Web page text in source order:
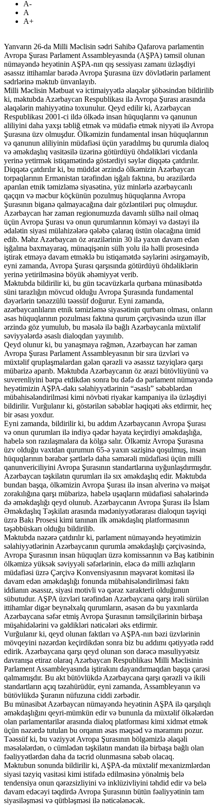
A-
A
A+
Yanvarın 26-da Milli Məclisin sədri Sahibə Qafarova parlamentin
Avropa Şurası Parlament Assambleyasında (AŞPA) təmsil olunan
nümayəndə heyətinin AŞPA-nın qış sessiyası zamanı üzləşdiyi
əsassız ittihamlar barədə Avropa Şurasına üzv dövlətlərin parlament
sədrlərinə məktub ünvanlayıb.
Milli Məclisin Mətbuat və ictimaiyyətlə əlaqələr şöbəsindən bildirilib
ki, məktubda Azərbaycan Respublikası ilə Avropa Şurası arasında
əlaqələrin mahiyyətinə toxunulur. Qeyd edilir ki, Azərbaycan
Respublikası 2001-ci ildə ölkədə insan hüquqlarını və qanunun
aliliyini daha yaxşı təbliğ etmək və müdafiə etmək niyyəti ilə Avropa
Şurasına üzv olmuşdur. Ölkəmizin fundamental insan hüquqlarının
və qanunun aliliyinin müdafiəsi üçün yaradılmış bu qurumla dialoq
və əməkdaşlıq vasitəsilə üzərinə götürdüyü öhdəlikləri vicdanla
yerinə yetirmək istiqamətində göstərdiyi səylər diqqətə çatdırılır.
Diqqətə çatdırılır ki, bu müddət ərzində ölkəmizin Azərbaycan
torpaqlarının Ermənistan tərəfindən işğalı faktına, bu ərazilərdə
aparılan etnik təmizləmə siyasətinə, yüz minlərlə azərbaycanlı
qaçqın və məcbur köçkünün pozulmuş hüquqlarına Avropa
Şurasının biganə qalmayacağına dair gözləntiləri puç olmuşdur.
Azərbaycan hər zaman regionumuzda davamlı sülhə nail olmaq
üçün Avropa Şurası və onun qurumlarının köməyi və dəstəyi ilə
ədalətin siyasi mülahizələrə qələbə çalaraq üstün olacağına ümid
edib. Məhz Azərbaycan öz ərazilərinin 30 ilə yaxın davam edən
işğalına baxmayaraq, münaqişənin sülh yolu ilə həlli prosesində
iştirak etməyə davam etməklə bu istiqamətdə səylərini əsirgəməyib,
eyni zamanda, Avropa Şurası qarşısında götürdüyü öhdəliklərin
yerinə yetirilməsinə böyük əhəmiyyət verib.
Məktubda bildirilir ki, bu gün təcavüzkarla qurbana münasibətdə
süni tarazlığın mövcud olduğu Avropa Şurasında fundamental
dəyərlərin tənəzzülü təəssüf doğurur. Eyni zamanda,
azərbaycanlıların etnik təmizləmə siyasətinin qurbanı olması, onların
əsas hüquqlarının pozulması faktına qurum çərçivəsində uzun illər
ərzində göz yumulub, bu məsələ ilə bağlı Azərbaycanla müxtəlif
səviyyələrdə əsaslı dialoqdan yayınılıb.
Qeyd olunur ki, bu yanaşmaya rəğmən, Azərbaycan hər zaman
Avropa Şurası Parlament Assambleyasının bir sıra üzvləri və
müxtəlif qruplaşmalardan gələn qərəzli və əsassız təzyiqlərə qarşı
mübarizə aparıb. Məktubda Azərbaycanın öz ərazi bütövlüyünü və
suverenliyini bərpa etdikdən sonra bu dəfə də parlament nümayəndə
heyətimizin AŞPA-dakı səlahiyyətlərinin “əsaslı” səbəblərdən
mübahisələndirilməsi kimi növbəti riyakar kampaniya ilə üzləşdiyi
bildirilir. Vurğulanır ki, göstərilən səbəblər həqiqəti əks etdirmir, heç
bir əsası yoxdur.
Eyni zamanda, bildirilir ki, bu addım Azərbaycanın Avropa Şurası
və onun qurumları ilə indiyə qədər həyata keçirdiyi əməkdaşlığa,
habelə son razılaşmalara da kölgə salır. Ölkəmiz Avropa Şurasına
üzv olduğu vaxtdan qurumun 65-ə yaxın sazişinə qoşulmuş, insan
hüquqlarının bərabər şərtlərlə daha səmərəli müdafiəsi üçün milli
qanunvericiliyini Avropa Şurasının standartlarına uyğunlaşdırmışdır.
Azərbaycan təşkilatın qurumları ilə sıx əməkdaşlıq edir. Məktubda
bundan başqa, ölkəmizin Avropa Şurası ilə insan alverinə və məişət
zorakılığına qarşı mübarizə, habelə uşaqların müdafiəsi sahələrində
də əməkdaşlığı qeyd olunub. Azərbaycanın Avropa Şurası ilə İslam
Əməkdaşlıq Təşkilatı arasında mədəniyyətlərarası dialoqun təşviqi
üzrə Bakı Prosesi kimi tanınan ilk əməkdaşlıq platformasının
təşəbbüskarı olduğu bildirilib.
Məktubda nəzərə çatdırılır ki, parlament nümayəndə heyətimizin
səlahiyyətlərinin Azərbaycanın qurumla əməkdaşlığı çərçivəsində,
Avropa Şurasının insan hüquqları üzrə komissarının və Baş katibinin
ölkəmizə yüksək səviyyəli səfərlərinin, eləcə də milli azlıqların
müdafiəsi üzrə Çərçivə Konvensiyasının məşvərət komitəsi ilə
davam edən əməkdaşlığı fonunda mübahisələndirilməsi faktı
iddianın əsassız, siyasi motivli və qərəz xarakterli olduğunun
sübutudur. AŞPA üzvləri tərəfindən Azərbaycana qarşı irəli sürülən
ittihamlar digər beynəlxalq qurumların, əsasən də bu yaxınlarda
Azərbaycana səfər etmiş Avropa Şurasının təmsilçilərinin birbaşa
müşahidələrini və gəldikləri nəticələri əks etdirmir.
Vurğulanır ki, qeyd olunan faktları və AŞPA-nın bəzi üzvlərinin
mövqeyini nəzərdən keçirdikdən sonra biz bu addımı qətiyyətlə rədd
edirik. Azərbaycana qarşı qeyd olunan son dərəcə məsuliyyətsiz
davranışa etiraz olaraq Azərbaycan Respublikası Milli Məclisinin
Parlament Assambleyasında iştirakını dayandırmaqdan başqa çarəsi
qalmamışdır. Bu akt bütövlükdə Azərbaycana qarşı qərəzli və ikili
standartların açıq təzahürüdür, eyni zamanda, Assambleyanın və
bütövlükdə Şuranın nüfuzuna ciddi zərbədir.
Bu münasibət Azərbaycan nümayəndə heyətinin AŞPA ilə qarşılıqlı
əməkdaşlığını qeyri-mümkün edir və bununla da müxtəlif ölkələrdən
olan parlamentarilər arasında dialoq platforması kimi xidmət etmək
üçün nəzərdə tutulan bu orqanın əsas məqsəd və məramını pozur.
Təəssüf ki, bu vəziyyət Avropa Şurasının bölgəmizlə əlaqəli
məsələlərdən, o cümlədən təşkilatın mandatı ilə birbaşa bağlı olan
fəaliyyətlərdən daha da təcrid olunmasına səbəb olacaq.
Məktubun sonunda bildirilir ki, AŞPA-da müxtəlif mexanizmlərdən
siyasi təzyiq vasitəsi kimi istifadə edilməsinə yönəlmiş belə
tendensiya onun qərəzsizliyini və inklüzivliyini təhdid edir və belə
davam edəcəyi təqdirdə Avropa Şurasının bütün fəaliyyətinin tam
siyasiləşməsi və qütbləşməsi ilə nəticələnəcək.